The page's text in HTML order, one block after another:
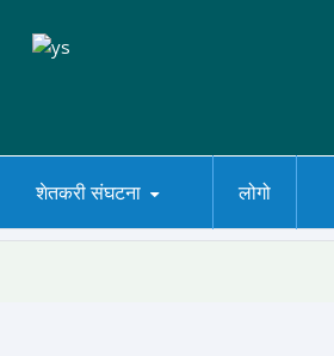
शेतकरी संघटना लोगो